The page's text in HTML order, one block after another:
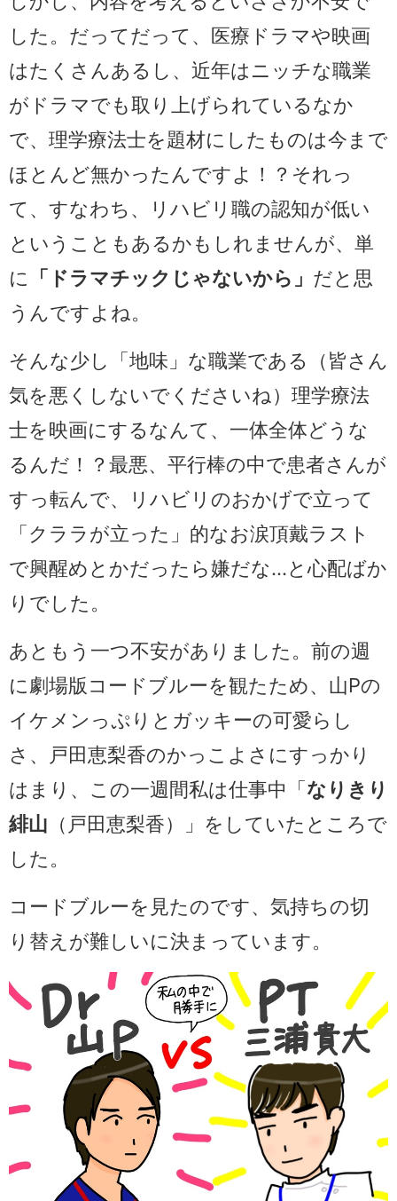
した。だってだって、医療ドラマや映画
はたくさんあるし、近年はニッチな職業
がドラマでも取り上げられているなか
で、理学療法士を題材にしたものは今まで
ほとんど無かったんですよ！？それっ
て、すなわち、リハビリ職の認知が低い
ということもあるかもしれませんが、単
に
「ドラマチックじゃないから」 だと思
うんですよね。
そんな少し「地味」な職業である（皆さん
気を悪くしないでくださいね）理学療法
士を映画にするなんて、一体全体どうな
るんだ！？最悪、平行棒の中で患者さんが
すっ転んで、リハビリのおかげで立って
「クララが立った」的なお涙頂戴ラスト
で興醒めとかだったら嫌だな…と心配ばか
りでした。
あともう一つ不安がありました。前の週
に劇場版コードブルーを観たため、山Pの
イケメンっぷりとガッキーの可愛らし
さ、戸田恵梨香のかっこよさにすっかり
はまり、この一週間私は仕事中「 なりきり
緋山 （戸田恵梨香）」をしていたところで
した。
コードブルーを見たのです、気持ちの切
り替えが難しいに決まっています。